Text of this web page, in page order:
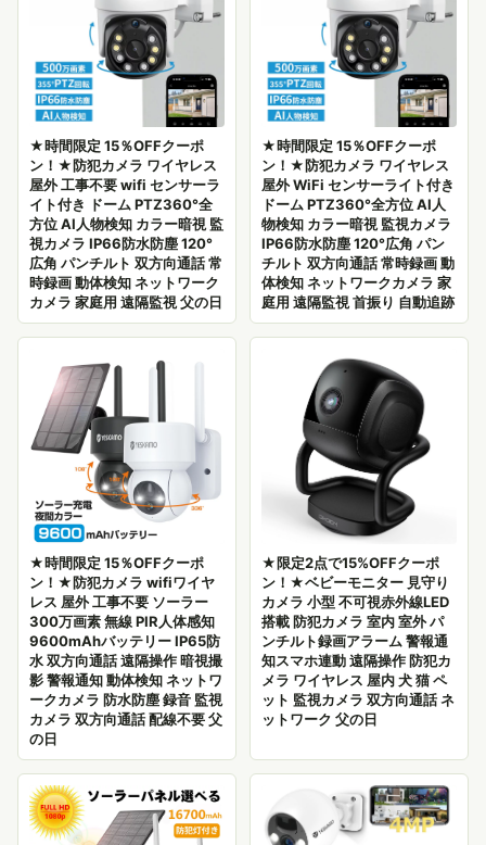
★時間限定 15％OFFクーポ
ン！★防犯カメラ ワイヤレス
屋外 工事不要 wifi センサーラ
イト付き ドーム PTZ360°全
方位 AI人物検知 カラー暗視 監
視カメラ IP66防水防塵 120°
広角 パンチルト 双方向通話 常
時録画 動体検知 ネットワーク
カメラ 家庭用 遠隔監視 父の日
★時間限定 15％OFFクーポ
ン！★防犯カメラ ワイヤレス
屋外 WiFi センサーライト付き
ドーム PTZ360°全方位 AI人
物検知 カラー暗視 監視カメラ
IP66防水防塵 120°広角 パン
チルト 双方向通話 常時録画 動
体検知 ネットワークカメラ 家
庭用 遠隔監視 首振り 自動追跡
★時間限定 15％OFFクーポ
ン！★防犯カメラ wifiワイヤ
レス 屋外 工事不要 ソーラー
300万画素 無線 PIR人体感知
9600mAhバッテリー IP65防
水 双方向通話 遠隔操作 暗視撮
影 警報通知 動体検知 ネットワ
ークカメラ 防水防塵 録音 監視
カメラ 双方向通話 配線不要 父
の日
★限定2点で15%OFFクーポ
ン！★ベビーモニター 見守り
カメラ 小型 不可視赤外線LED
搭載 防犯カメラ 室内 室外 パ
ンチルト録画アラーム 警報通
知スマホ連動 遠隔操作 防犯カ
メラ ワイヤレス 屋内 犬 猫 ペ
ット 監視カメラ 双方向通話 ネ
ットワーク 父の日